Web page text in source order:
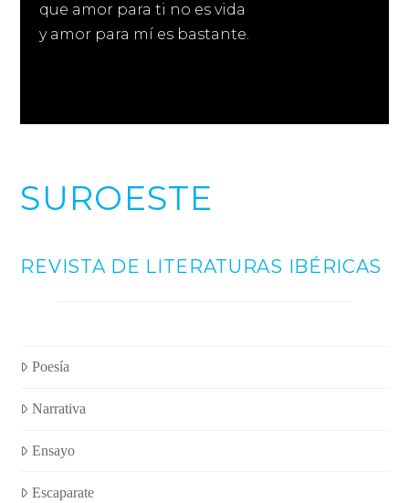
que amor para ti no es vida
y amor para mí es bastante.
SUROESTE
REVISTA DE LITERATURAS IBÉRICAS
Poesía
Narrativa
Ensayo
Escaparate